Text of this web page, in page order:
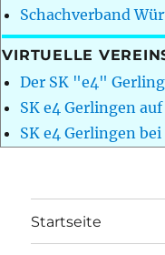
Schachverband
VIRTUELLE
Der SK "e4"
SK e4 Gerlingen
SK e4 Gerlingen
Startseite